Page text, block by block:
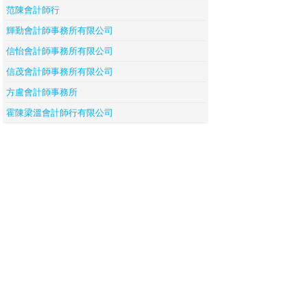
范陳會計師行
輝勤會計師事務所有限公司
信怡會計師事務所有限公司
信茂會計師事務所有限公司
方盧會計師事務所
霍陳梁溫會計師行有限公司